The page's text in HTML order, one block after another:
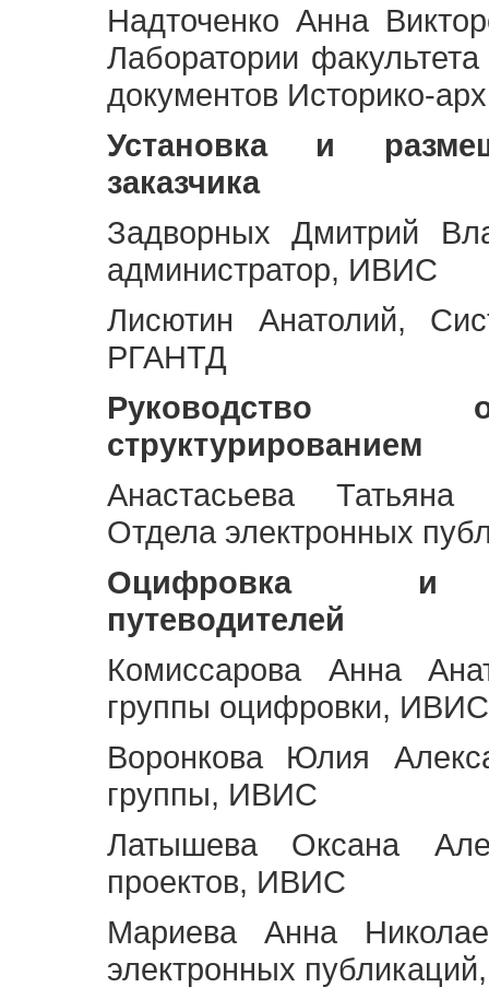
Надточенко Анна
Лаборатории
документов Историко-
Установка и
заказчика
Задворных Дмитрий
администратор, ИВИС
Лисютин Анатолий,
РГАНТД
Руководство
структурированием
Анастасьева Татьяна
Отдела электронных
Оцифровка и
путеводителей
Комиссарова Анна
группы оцифровки, ИВИС
Воронкова Юлия
группы, ИВИС
Латышева Оксана
проектов, ИВИС
Мариева Анна
электронных